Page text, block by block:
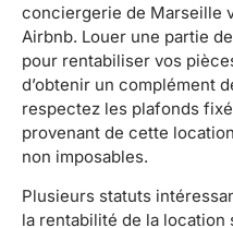
conciergerie de Marseille
Airbnb. Louer une partie
pour rentabiliser vos
d’obtenir un complément
respectez les plafonds
provenant de cette
non imposables.
Plusieurs statuts
la rentabilité de la